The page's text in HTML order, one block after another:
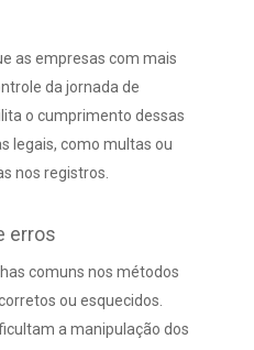
as empresas com mais
da jornada de
o cumprimento dessas
legais, como multas ou
nos registros.
erros
comuns nos métodos
ou esquecidos.
a manipulação dos